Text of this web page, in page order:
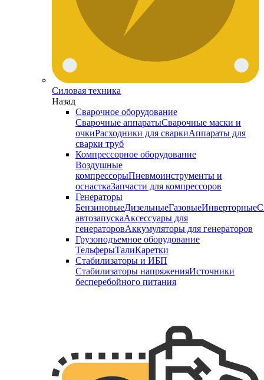
Силовая техника
Назад
Сварочное оборудование
Сварочные аппаратыСварочные маски и
очкиРасходники для сваркиАппараты для
сварки труб
Компрессорное оборудование
Воздушные
компрессорыПневмоинструменты и
оснасткаЗапчасти для компрессоров
Генераторы
БензиновыеДизельныеГазовыеИнверторные
автозапускаАксессуары для
генераторовАккумуляторы для генераторов
Грузоподъемное оборудование
ТельферыТалиКаретки
Стабилизаторы и ИБП
Стабилизаторы напряженияИсточники
бесперебойного питания